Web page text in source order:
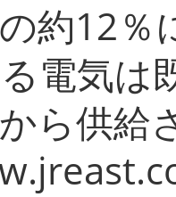
約12％
電気は
ら供給